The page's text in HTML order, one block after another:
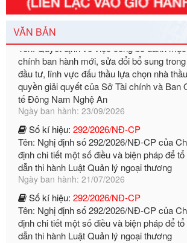
VĂN BẢN
Số kí hiệu:3014/QĐ-UBND
Tên: Quyết định về việc công bố danh mục
chính ban hành mới, sửa đổi bổ sung trong
đầu tư, lĩnh vực đấu thầu lựa chọn nhà
quyền giải quyết của Sở Tài chính và Ban
tế Đông Nam Nghệ An
Ngày ban hành: 23/09/2026
Số kí hiệu:292/2026/NĐ-CP
Tên: Nghị định số 292/2026/NĐ-CP của
định chi tiết một số điều và biện pháp để tổ
dẫn thi hành Luật Quản lý ngoại thương
Ngày ban hành: 21/07/2026
Số kí hiệu:292/2026/NĐ-CP
Tên: Nghị định số 292/2026/NĐ-CP của
định chi tiết một số điều và biện pháp để tổ
dẫn thi hành Luật Quản lý ngoại thương
Ngày ban hành: 21/07/2026